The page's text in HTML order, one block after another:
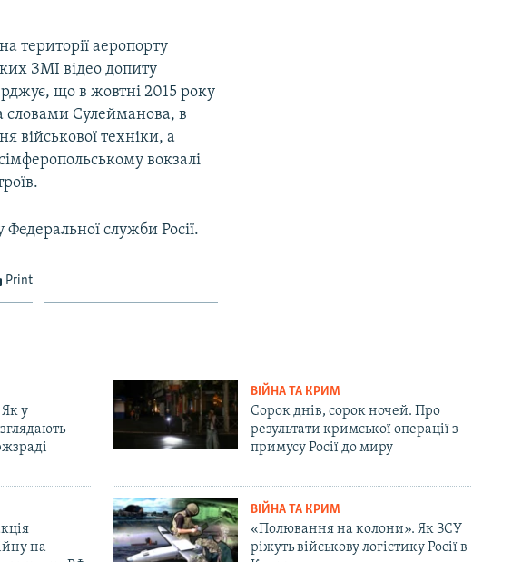
території аеропорту
ЗМІ відео допиту
що в жовтні 2015 року
словами Сулейманова, в
військової техніки, а
вокзалі
служби Росії.
Print
у
ВІЙНА ТА КРИМ
Сорок днів, сорок ночей. Про
результати кримської операції з
примусу Росії до миру
на
ВІЙНА ТА КРИМ
«Полювання на колони». Як ЗСУ
ріжуть військову логістику Росії в